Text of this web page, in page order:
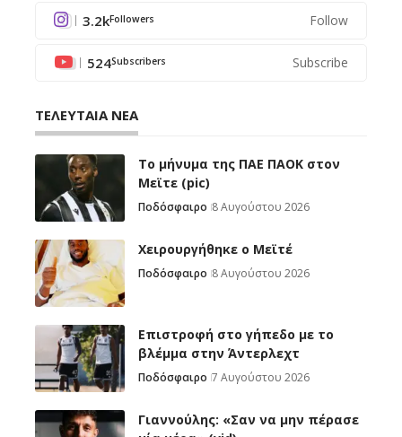
3.2kFollowers Follow
524Subscribers Subscribe
ΤΕΛΕΥΤΑΙΑ ΝΕΑ
Το μήνυμα της ΠΑΕ ΠΑΟΚ στον
Μεϊτε (pic)
Ποδόσφαιρο 8 Αυγούστου 2026
Χειρουργήθηκε ο Μεϊτέ
Ποδόσφαιρο 8 Αυγούστου 2026
Επιστροφή στο γήπεδο με το
βλέμμα στην Άντερλεχτ
Ποδόσφαιρο 7 Αυγούστου 2026
Γιαννούλης: «Σαν να μην πέρασε